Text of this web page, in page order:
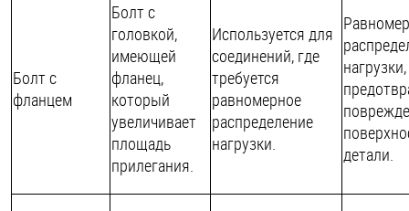
Болт с
фланцем
Болт с
головкой,
имеющей
фланец,
который
увеличивает
площадь
прилегания.
Используется для
соединений, где
требуется
равномерное
распределение
нагрузки.
нагрузки,
детали.